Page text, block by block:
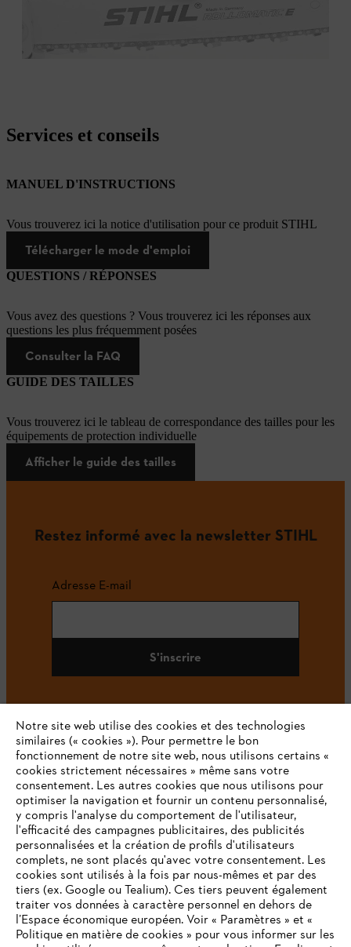
Services et conseils
MANUEL D'INSTRUCTIONS
Vous trouverez ici la notice d'utilisation pour ce produit STIHL
Télécharger le mode d'emploi
QUESTIONS / RÉPONSES
Vous avez des questions ? Vous trouverez ici les réponses aux
questions les plus fréquemment posées
Consulter la FAQ
GUIDE DES TAILLES
Vous trouverez ici le tableau de correspondance des tailles pour les
équipements de protection individuelle
Afficher le guide des tailles
Restez informé avec la newsletter STIHL
Adresse E-mail
S'inscrire
#STIHL
L'Entreprise
STIHL FAQ
Notre site web utilise des cookies et des technologies
similaires (« cookies »). Pour permettre le bon
fonctionnement de notre site web, nous utilisons certains «
cookies strictement nécessaires » même sans votre
consentement. Les autres cookies que nous utilisons pour
optimiser la navigation et fournir un contenu personnalisé,
y compris l'analyse du comportement de l'utilisateur,
l'efficacité des campagnes publicitaires, des publicités
personnalisées et la création de profils d'utilisateurs
complets, ne sont placés qu'avec votre consentement. Les
cookies sont utilisés à la fois par nous-mêmes et par des
tiers (ex. Google ou Tealium). Ces tiers peuvent également
traiter vos données à caractère personnel en dehors de
l’Espace économique européen. Voir « Paramètres » et «
Politique en matière de cookies » pour vous informer sur les